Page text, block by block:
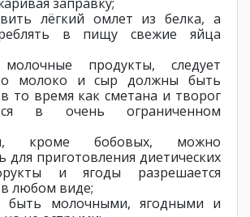
лёгкий омлет из белка, а
в пищу свежие яйца
молочные продукты, следует
молоко и сыр должны быть
то время как сметана и творог
в очень ограниченном
кроме бобовых, можно
для приготовления диетических
и ягоды разрешается
любом виде;
быть молочными, ягодными и